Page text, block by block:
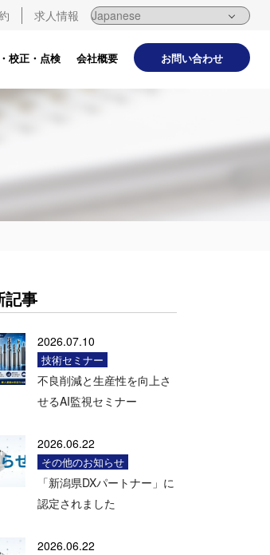
求人情報
校正・点検 会社概要 お問い合わせ
記事
2026.07.10
技術セミナー
不良削減と生産性を向上さ
せるAI監視セミナー
2026.06.22
その他のお知らせ
「新潟県DXパートナー」に
認定されました
2026.06.22